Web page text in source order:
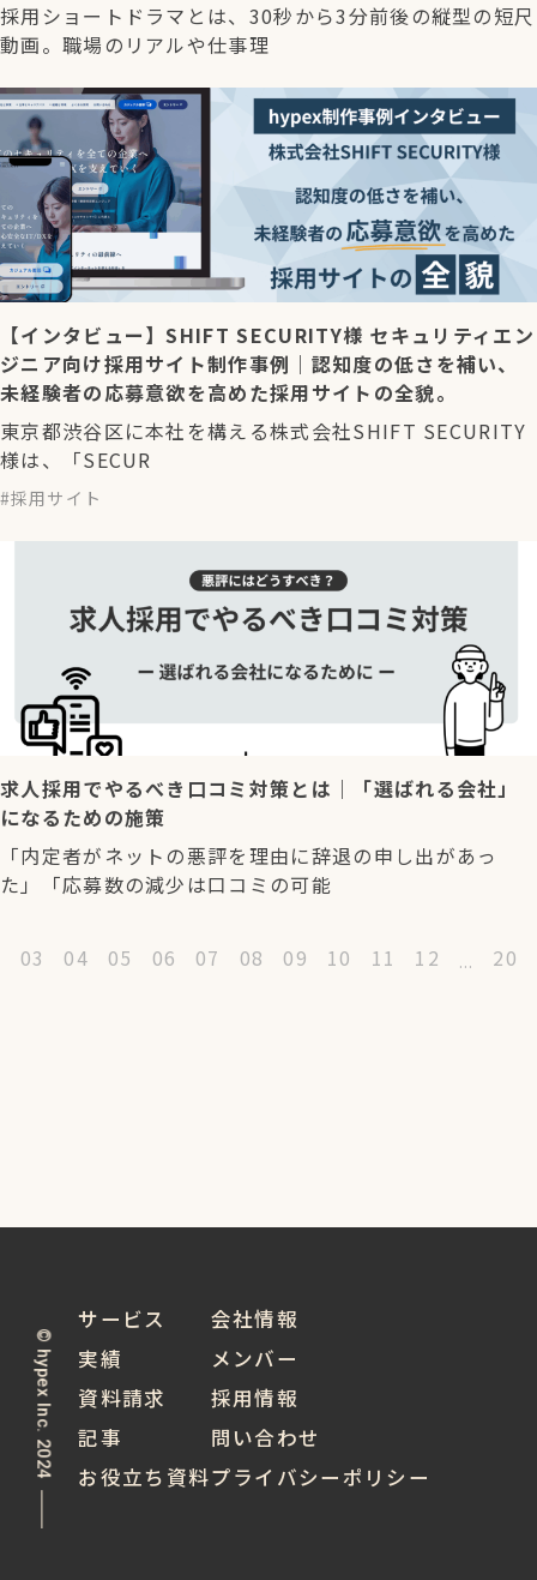
採用ショートドラマとは、30秒から3分前後の縦型の短尺
動画。職場のリアルや仕事理
【インタビュー】SHIFT SECURITY様 セキュリティエン
ジニア向け採用サイト制作事例｜認知度の低さを補い、
未経験者の応募意欲を高めた採用サイトの全貌。
東京都渋谷区に本社を構える株式会社SHIFT SECURITY
様は、「SECUR
採用サイト
求人採用でやるべき口コミ対策とは｜「選ばれる会社」
になるための施策
「内定者がネットの悪評を理由に辞退の申し出があっ
た」「応募数の減少は口コミの可能
03 04 05 06 07 08 09 10 11 12 ... 20
© hypex Inc. 2024
サービス
実績
資料請求
記事
お役立ち資料
会社情報
メンバー
採用情報
問い合わせ
プライバシーポリシー